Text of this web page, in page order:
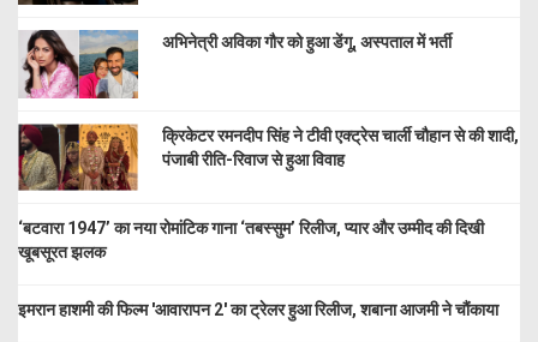
अभिनेत्री अविका गौर को हुआ डेंगू, अस्पताल में भर्ती
क्रिकेटर रमनदीप सिंह ने टीवी एक्ट्रेस चार्ली चौहान से की शादी,
पंजाबी रीति-रिवाज से हुआ विवाह
‘बटवारा 1947’ का नया रोमांटिक गाना ‘तबस्सुम’ रिलीज, प्यार और उम्मीद की दिखी
खूबसूरत झलक
इमरान हाशमी की फिल्म 'आवारापन 2' का ट्रेलर हुआ रिलीज, शबाना आजमी ने चौंकाया